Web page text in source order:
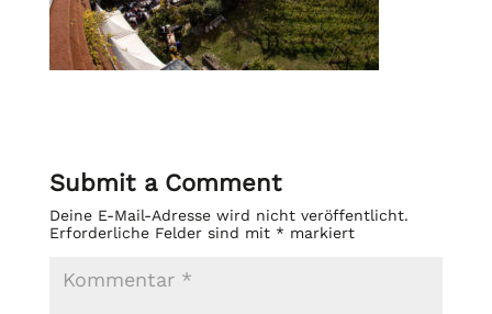
Submit a Comment
Deine E-Mail-Adresse wird nicht veröffentlicht.
Erforderliche Felder sind mit *markiert